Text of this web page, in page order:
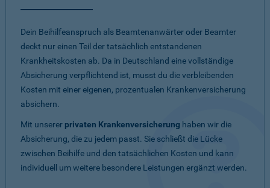
Dein Beihilfeanspruch als Beamtenanwärter oder Beamter
deckt nur einen Teil der tatsächlich entstandenen
Krankheitskosten ab. Da in Deutschland eine vollständige
Absicherung verpflichtend ist, musst du die verbleibenden
Kosten mit einer eigenen, prozentualen Krankenversicherung
absichern.
Mit unserer privaten Krankenversicherung haben wir die
Absicherung, die zu jedem passt. Sie schließt die Lücke
zwischen Beihilfe und den tatsächlichen Kosten und kann
individuell um weitere besondere Leistungen ergänzt werden.